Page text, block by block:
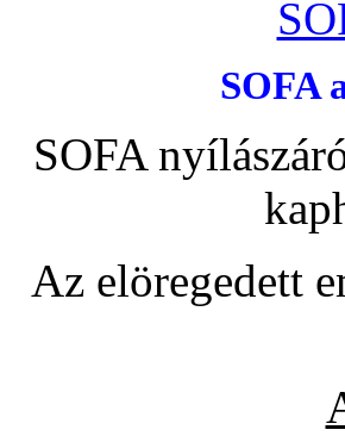
SOFA
SOFA
Az elöregedett